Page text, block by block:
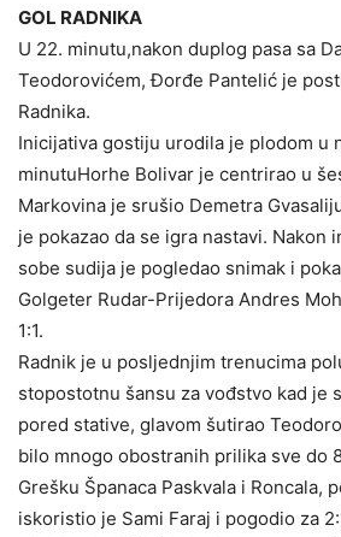
GOL RADNIKA
U 22. minutu,nakon duplog pasa sa
Teodorovićem, Đorđe Pantelić je
Radnika.
Inicijativa gostiju urodila je plodom u
minutuHorhe Bolivar je centrirao u
Markovina je srušio Demetra
je pokazao da se igra nastavi. Nakon
sobe sudija je pogledao snimak i
Golgeter Rudar-Prijedora Andres
1:1.
Radnik je u posljednjim trenucima
stopostotnu šansu za vođstvo kad je
pored stative, glavom šutirao
bilo mnogo obostranih prilika sve do
Grešku Španaca Paskvala i Roncala,
iskoristio je Sami Faraj i pogodio za